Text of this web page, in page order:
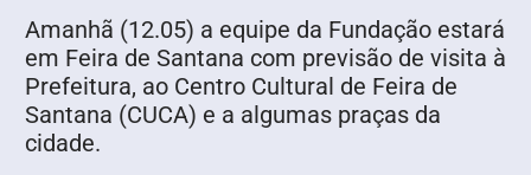
Amanhã (12.05) a equipe da Fundação estará
em Feira de Santana com previsão de visita à
Prefeitura, ao Centro Cultural de Feira de
Santana (CUCA) e a algumas praças da
cidade.